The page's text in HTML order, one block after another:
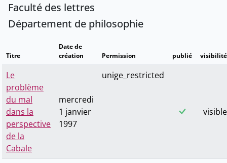
Faculté des lettres
Département de philosophie
Titre
Date de
création
Permission publié visibilité
Le
problème
du mal
dans la
perspective
de la
Cabale
mercredi
1 janvier
1997
unige_restricted
visible